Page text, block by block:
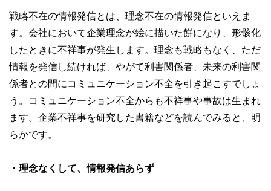
戦略不在の情報発信とは、理念不在の情報発信といえま
す。会社において企業理念が絵に描いた餅になり、形骸化
したときに不祥事が発生します。理念も戦略もなく、ただ
情報を発信し続ければ、やがて利害関係者、未来の利害関
係者との間にコミュニケーション不全を引き起こすでしょ
う。コミュニケーション不全からも不祥事や事故は生まれ
ます。企業不祥事を研究した書籍などを読んでみると、明
らかです。
・理念なくして、情報発信あらず